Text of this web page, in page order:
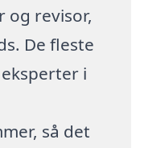
og revisor,
De fleste
i
så det